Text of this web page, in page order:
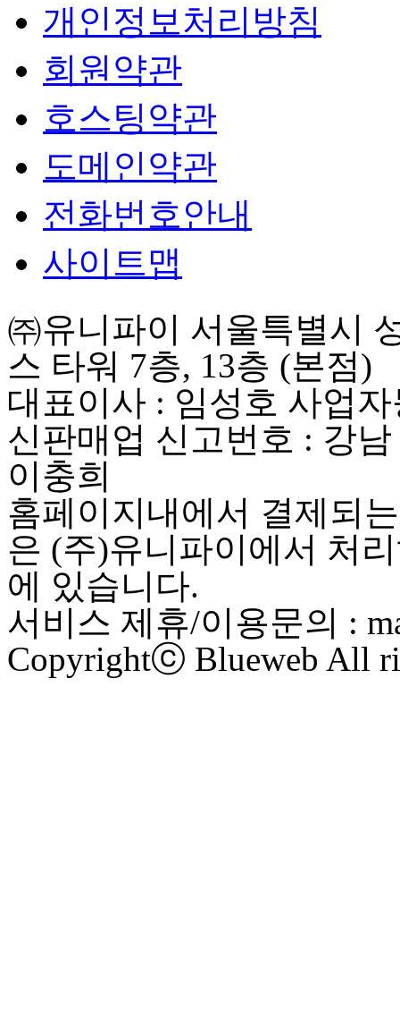
개인정보처리방침
회원약관
호스팅약관
도메인약관
전화번호안내
사이트맵
㈜유니파이 서울특별시
스 타워 7층, 13층 (본점)
대표이사 : 임성호 사업
신판매업 신고번호 : 강
이충희
홈페이지내에서 결제되
은 (주)유니파이에서 처
에 있습니다.
서비스 제휴/이용문의 :
Copyrightⓒ Blueweb All